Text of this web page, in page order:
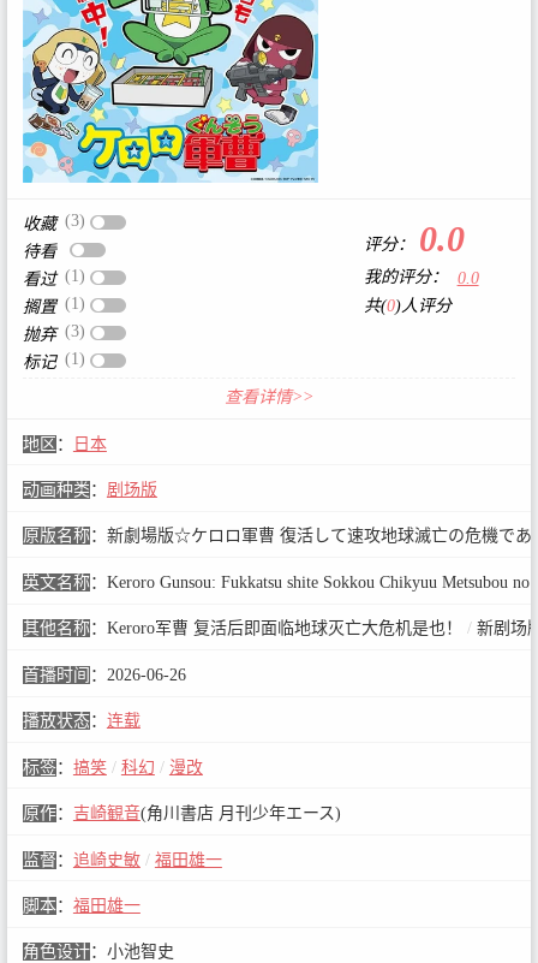
收藏 (3)
待看
看过 (1)
搁置 (1)
抛弃 (3)
标记 (1)
评分： 0.0
我的评分：
0.0
共(0)人评分
查看详情>>
地区 ： 日本
动画种类 ： 剧场版
原版名称： 新劇場版☆ケロロ軍曹 復活して速攻地球滅亡の危機であ
英文名称： Keroro Gunsou: Fukkatsu shite Sokkou Chikyuu Metsubou
其他名称： Keroro军曹 复活后即面临地球灭亡大危机是也！ /新剧场
首播时间 ： 2026-06-26
播放状态： 连载
标签： 搞笑 / 科幻 / 漫改
原作： 吉崎観音(角川書店 月刊少年エース)
监督 ： 追崎史敏 / 福田雄一
脚本： 福田雄一
角色设计： 小池智史